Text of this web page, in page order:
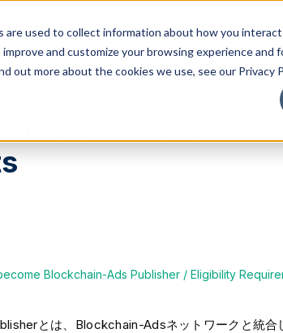
used to collect information about how you
and customize your browsing experience and
out more about the cookies we use, see our Privacy
솔루션 플랫폼 리소스
Blockchain-
Blockchain-Ads Publisher / Eligibility
とは、Blockchain-Adsネットワークと統